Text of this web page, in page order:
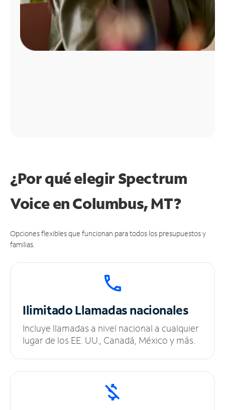
¿Por qué elegir Spectrum
Voice en Columbus, MT?
Opciones flexibles que funcionan para todos los presupuestos y
familias.
IlimitadoLlamadas nacionales
Incluye llamadas a nivel nacional a cualquier
lugar de los EE. UU., Canadá, México y más.